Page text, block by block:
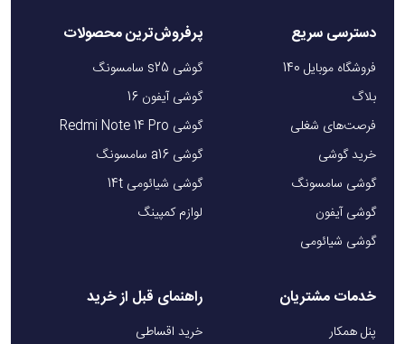
دسترسی سریع
فروشگاه موبایل 140
بلاگ
فرصت‌های شغلی
خرید گوشی
گوشی سامسونگ
گوشی آیفون
گوشی شیائومی
پرفروش‌ترین محصولات
گوشی s25 سامسونگ
گوشی آیفون 16
گوشی Redmi Note 14 Pro
گوشی a16 سامسونگ
گوشی شیائومی 14t
لوازم کمپینگ
خدمات مشتریان
پنل همکار
راهنمای قبل از خرید
خرید اقساطی